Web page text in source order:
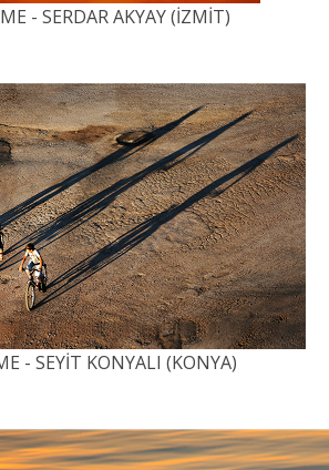
- SERDAR AKYAY (İZMİT)
- SEYİT KONYALI (KONYA)